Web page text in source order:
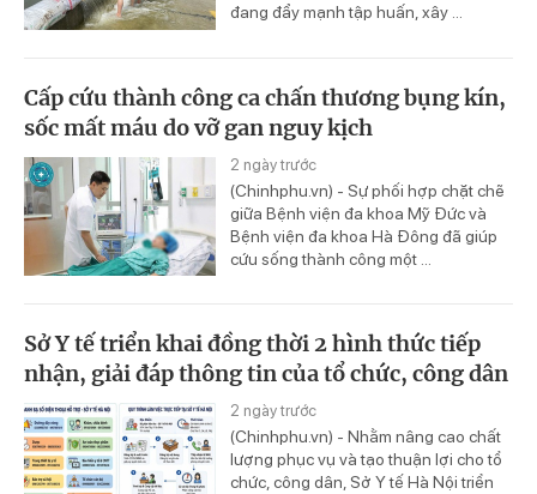
đang đẩy mạnh tập huấn, xây ...
Cấp cứu thành công ca chấn thương bụng kín,
sốc mất máu do vỡ gan nguy kịch
2 ngày trước
(Chinhphu.vn) - Sự phối hợp chặt chẽ
giữa Bệnh viện đa khoa Mỹ Đức và
Bệnh viện đa khoa Hà Đông đã giúp
cứu sống thành công một ...
Sở Y tế triển khai đồng thời 2 hình thức tiếp
nhận, giải đáp thông tin của tổ chức, công dân
2 ngày trước
(Chinhphu.vn) - Nhằm nâng cao chất
lượng phục vụ và tạo thuận lợi cho tổ
chức, công dân, Sở Y tế Hà Nội triển